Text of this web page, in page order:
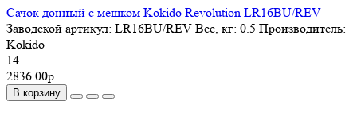
Сачок донный с мешком Kokido Revolution LR16BU/REV
Заводской артикул: LR16BU/REV Вес, кг: 0.5 Производитель:
Kokido
14
2836.00р.
В корзину